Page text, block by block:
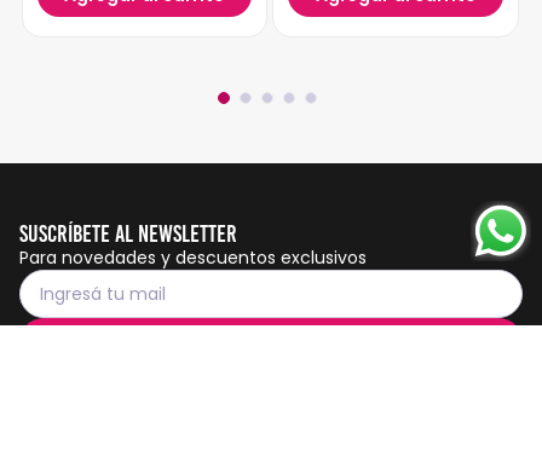
Suscríbete al Newsletter
Para novedades y descuentos exclusivos